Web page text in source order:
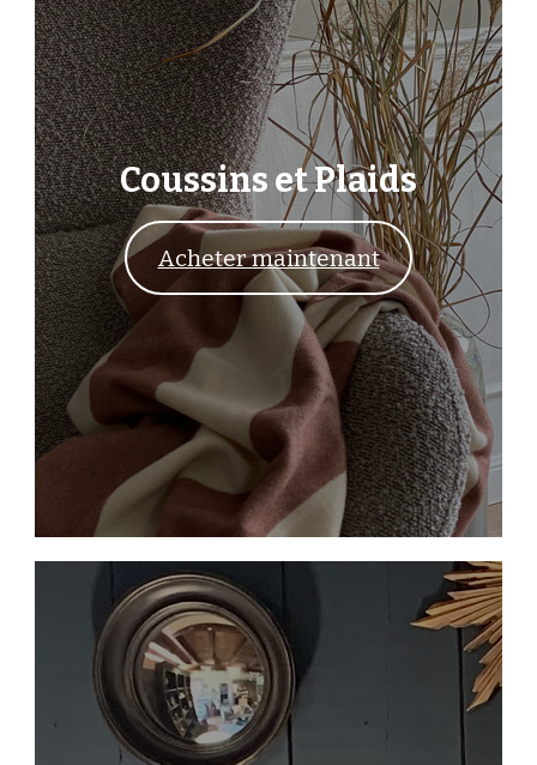
Coussins et Plaids
Acheter maintenant